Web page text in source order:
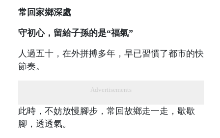
常回家鄉深處
守初心，留給子孫的是“福氣”
人過五十，在外拼搏多年，早已習慣了都市的快
節奏。
Advertisements
此時，不妨放慢腳步，常回故鄉走一走，歇歇
腳，透透氣。